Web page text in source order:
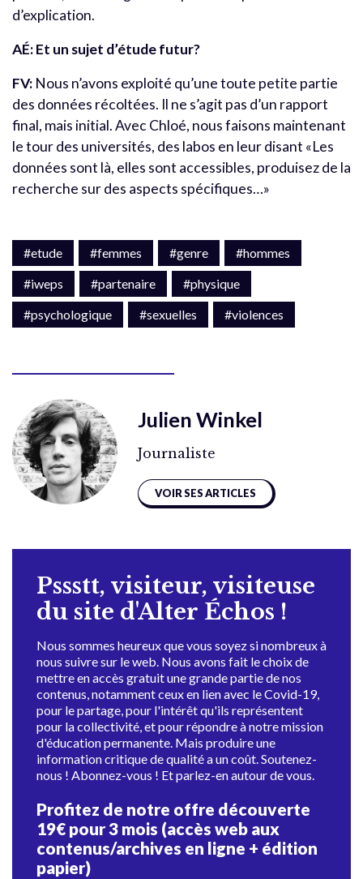
d’explication.
AÉ: Et un sujet d’étude futur?
FV: Nous n’avons exploité qu’une toute petite partie
des données récoltées. Il ne s’agit pas d’un rapport
final, mais initial. Avec Chloé, nous faisons maintenant
le tour des universités, des labos en leur disant «Les
données sont là, elles sont accessibles, produisez de la
recherche sur des aspects spécifiques…»
#etude #femmes #genre
#hommes
#iweps
#partenaire
#physique
#psychologique
#sexuelles #violences
Julien Winkel
Journaliste
VOIR SES ARTICLES
Pssstt, visiteur, visiteuse
du site d'Alter Échos !
Nous sommes heureux que vous soyez si nombreux à
nous suivre sur le web. Nous avons fait le choix de
mettre en accès gratuit une grande partie de nos
contenus, notamment ceux en lien avec le Covid-19,
pour le partage, pour l'intérêt qu'ils représentent
pour la collectivité, et pour répondre à notre mission
d'éducation permanente. Mais produire une
information critique de qualité a un coût. Soutenez-
nous ! Abonnez-vous ! Et parlez-en autour de vous.
Profitez de notre offre découverte
19€ pour 3 mois (accès web aux
contenus/archives en ligne + édition
papier)